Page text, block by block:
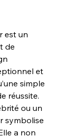
est un
de
et
simple
réussite.
ou un
symbolise
a non